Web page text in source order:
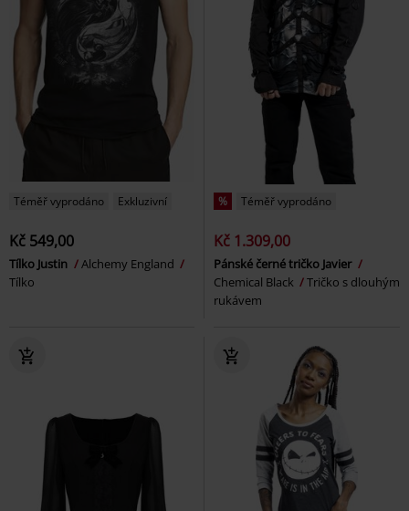
Téměř vyprodáno Exkluzivní
Kč 549,00
Tílko Justin
Alchemy England
Tílko
% Téměř vyprodáno
Kč 1.309,00
Pánské černé tričko Javier
Chemical Black
Tričko s dlouhým
rukávem